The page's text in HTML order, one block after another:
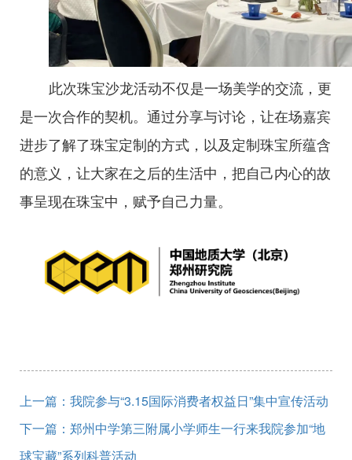
此次珠宝沙龙活动不仅是一场美学的交流，更
是一次合作的契机。通过分享与讨论，让在场嘉宾
进步了解了珠宝定制的方式，以及定制珠宝所蕴含
的意义，让大家在之后的生活中，把自己内心的故
事呈现在珠宝中，赋予自己力量。
上一篇：我院参与“3.15国际消费者权益日”集中宣传活动
下一篇：郑州中学第三附属小学师生一行来我院参加“地
球宝藏”系列科普活动